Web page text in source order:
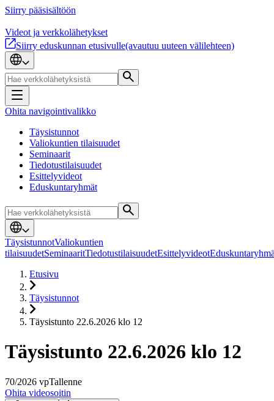
Siirry pääsisältöön
Videot ja verkkolähetykset
Siirry eduskunnan etusivulle(avautuu uuteen välilehteen)
Ohita navigointivalikko
Täysistunnot
Valiokuntien tilaisuudet
Seminaarit
Tiedotustilaisuudet
Esittelyvideot
Eduskuntaryhmät
TäysistunnotValiokuntien
tilaisuudetSeminaaritTiedotustilaisuudetEsittelyvideot
Etusivu
Täysistunnot
Täysistunto 22.6.2026 klo 12
Täysistunto 22.6.2026 klo 12
70/2026 vpTallenne
Ohita videosoitin